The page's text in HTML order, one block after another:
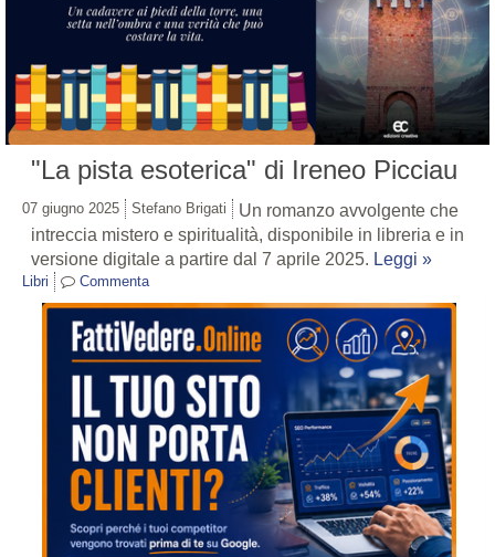
"La pista esoterica" di Ireneo Picciau
07 giugno 2025 Stefano Brigati
Un romanzo avvolgente che
intreccia mistero e spiritualità, disponibile in libreria e in
versione digitale a partire dal 7 aprile 2025. Leggi »
Libri Commenta